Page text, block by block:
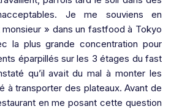
Je me souviens en
monsieur » dans un fastfood à Tokyo
la plus grande concentration pour
éparpillés sur les 3 étages du fast
qu’il avait du mal à monter les
à transporter des plateaux. Avant de
en me posant cette question